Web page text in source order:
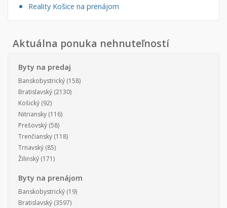
Reality Košice na prenájom
Aktuálna ponuka nehnuteľností
Byty na predaj
Banskobystrický (158)
Bratislavský (2130)
Košický (92)
Nitriansky (116)
Prešovský (58)
Trenčiansky (118)
Trnavský (85)
Žilinský (171)
Byty na prenájom
Banskobystrický (19)
Bratislavský (3597)